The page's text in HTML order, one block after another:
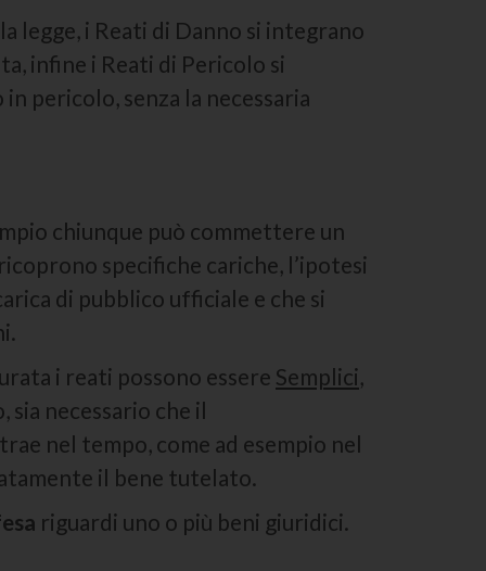
legge, i Reati di Danno si integrano
infine i Reati di Pericolo si
pericolo, senza la necessaria
chiunque può commettere un
specifiche cariche, l’ipotesi
di pubblico ufficiale e che si
i reati possono essere Semplici,
necessario che il
nel tempo, come ad esempio nel
il bene tutelato.
riguardi uno o più beni giuridici.